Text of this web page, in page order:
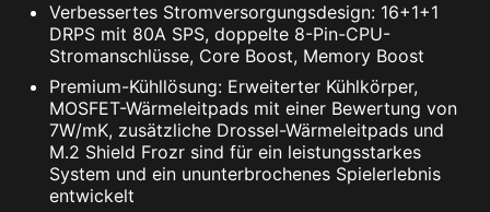
Wi-Fi 7 (802.11be) bietet höhere
Geschwindigkeiten, breitere Kanäle,
verbesserte Effizienz und geringere Latenz im
Vergleich zu Wi-Fi 6 (802.11ax). Es verbessert
auch die Akkulaufzeit und bietet bessere
Leistung in belebten Umgebungen.
Verbessertes Stromversorgungsdesign: 16+1+1
DRPS mit 80A SPS, doppelte 8-Pin-CPU-
Stromanschlüsse, Core Boost, Memory Boost
Premium-Kühllösung: Erweiterter Kühlkörper,
MOSFET-Wärmeleitpads mit einer Bewertung von
7W/mK, zusätzliche Drossel-Wärmeleitpads und
M.2 Shield Frozr sind für ein leistungsstarkes
System und ein ununterbrochenes Spielerlebnis
entwickelt